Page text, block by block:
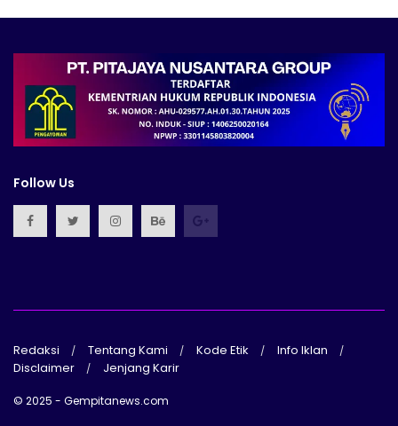
Follow Us
Redaksi Tentang Kami Kode Etik
Info Iklan
Disclaimer
Jenjang Karir
© 2025 - Gempitanews.com